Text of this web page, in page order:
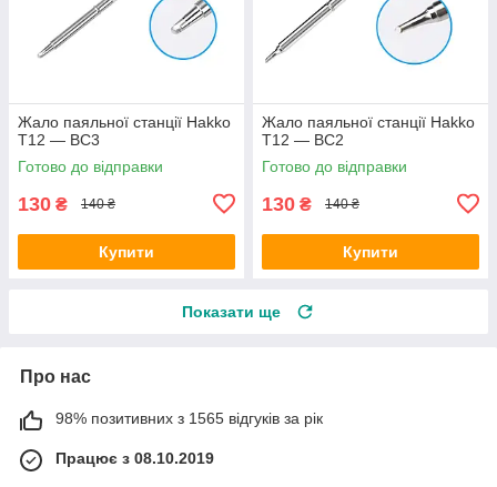
Жало паяльної станції Hakko
T12 — BC3
Готово до відправки
130 ₴ 140 ₴
Купити
Жало паяльної станції Hakko
T12 — BC2
Готово до відправки
130 ₴ 140 ₴
Купити
Показати ще
Про нас
98% позитивних з 1565 відгуків за рік
Працює з 08.10.2019